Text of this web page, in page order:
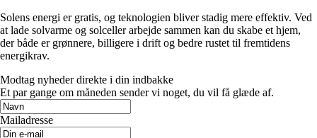
Solens energi er gratis, og teknologien bliver stadig mere effektiv. Ved
at lade solvarme og solceller arbejde sammen kan du skabe et hjem,
der både er grønnere, billigere i drift og bedre rustet til fremtidens
energikrav.
Modtag nyheder direkte i din indbakke
Et par gange om måneden sender vi noget, du vil få glæde af.
Mailadresse